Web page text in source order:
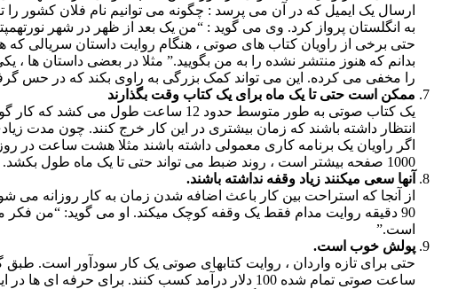
ارسال یک ایمیل که در آن می پرسد : چگونه می توانیم نام فلان کشور
به انگلستان پرواز کرد. وی می گوید : “من یک بعد از ظهر در شهر
حتی برخی از راویان کتاب های صوتی ، هنگام روایت داستان سریالی
بدانم که هنوز منتشر نشده را به من بگویید.” مثلا در بعضی داستان
را مخفی می کرده. این می تواند کمک بزرگی به راوی بکند که در
ممکن است حتی تا یک ماه برای یک کتاب وقت بگذارند
یک کتاب صوتی به طور متوسط حدود 12
انتظار داشته باشند که زمان بیشتری در این کار خرج کنند. چون مدت
اگر راویان یک برنامه کاری معمولی داشته باشند مثلا هشت ساعت در
1000 صفحه بیشتر است ، روند ضبط می تواند حتی تا یک ماه طول بکشد.
آنها سعی میکنند زیاد وقفه نداشته باشند.
از آنجا که استراحت بین کار باعث اضافه شدن زمان به کار روزانه می
90 دقیقه روایت مدام فقط یک وقفه کوچک میکند. او می گوید: “من
است.”
پولش خوب است.
ساعت صوتی تمام شده 100 دلار درآمد کسب کنند. برای حرفه ای ها در این صنعت ، این رقم می توانند به 500 دلار نیز برسد. البته در ایران این رقم متفاوت است اما امیدوار کننده است.